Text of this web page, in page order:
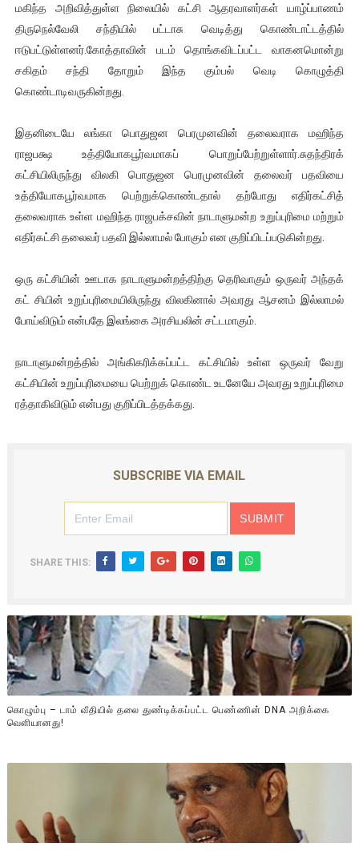
சிறுமியை பாலியல் வன்கொடுமை செய்த முதியவருக்கு
பிரபல நடிகை தூக்கிட்டு தற்கொலை!
வடிவேலுவுக்கு நீதிமன்றம் விதித்துள்ள அதிரடி உத்தரவு!
தியாகதீபம் லெப்.கேணல் திலீபன், கேணல் சங்கர் ஆகியோரின்
ஐ.நா முன்றலில் சீரற்ற காலநிலையிலும் தமிழின அழிப்பிற்கு
இளையராஜா – கமல் அவசர சந்திப்பு (படங்கள், விடியோ)
ஜனாதிபதி ஐக்கிய நாடுகளின் பொதுச் சபை கூட்டத்தில் இன்று
32 CM விநோத கன்றுக்குட்டி! (வீடியோ)
வலிமை தான் அஜித் திரைப்பயணத்திலே அதிக காலெக்ஷன் செய்த
மகிந்த அறிவித்துள்ள நிலையில் கட்சி ஆதரவாளர்கள் யாழ்ப்பாணம்
திருநெல்வேலி சந்தியில் பட்டாசு வெடித்து கொண்டாட்டத்தில்
ஈடுபட்டுள்ளனர்.கோத்தாவின் படம் தொங்கவிடப்பட்ட வாகனமொன்று
சகிதம் சந்தி தோறும் இந்த கும்பல் வெடி கொழுத்தி
கொண்டாடிவருகின்றது.
இதனிடையே லங்கா பொதுஜன பெரமுனவின் தலைவராக மஹிந்த
ராஜபக்ஷ உத்தியோகபூர்வமாகப் பொறுப்பேற்றுள்ளார்.சுதந்திரக்
கட்சியிலிருந்து விலகி பொதுஜன பெரமுனவின் தலைவர் பதவியை
உத்தியோகபூர்வமாக பெற்றுக்கொண்டதால் தற்போது எதிர்கட்சித்
தலைவராக உள்ள மஹிந்த ராஜபக்சவின் நாடாளுமன்ற உறுப்புரிமை மற்றும்
எதிர்கட்சி தலைவர் பதவி இல்லாமல் போகும் என குறிப்பிடப்படுகின்றது.
ஒரு கட்சியின் ஊடாக நாடாளுமன்றத்திற்கு தெரிவாகும் ஒருவர் அந்தக்
கட் சியின் உறுப்புரிமையிலிருந்து விலகினால் அவரது ஆசனம் இல்லாமல்
போய்விடும் என்பதே இலங்கை அரசியலின் சட்டமாகும்.
நாடாளுமன்றத்தில் அங்கிகரிக்கப்பட்ட கட்சியில் உள்ள ஒருவர் வேறு
கட்சியின் உறுப்புரிமையை பெற்றுக் கொண்ட உடனேயே அவரது உறுப்புரிமை
ரத்தாகிவிடும் என்பது குறிப்பிடத்தக்கது.
SUBSCRIBE VIA EMAIL
SHARE THIS:
கொழும்பு – டாம் வீதியில் தலை துண்டிக்கப்பட்ட பெண்ணின் DNA அறிக்கை
வௌியானது!